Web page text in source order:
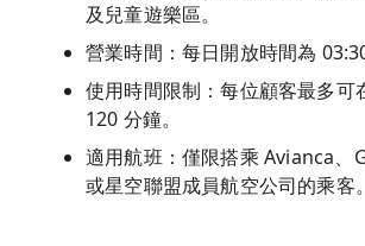
及兒童遊樂區。
營業時間：每日開放時間為
使用時間限制：每位顧客最多可
120 分鐘。
適用航班：僅限搭乘 Avianca、
或星空聯盟成員航空公司的乘客。